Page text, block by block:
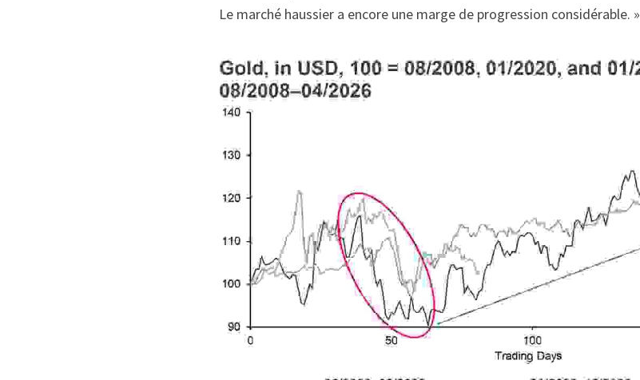
Le marché haussier a encore une marge de progression considérable. »